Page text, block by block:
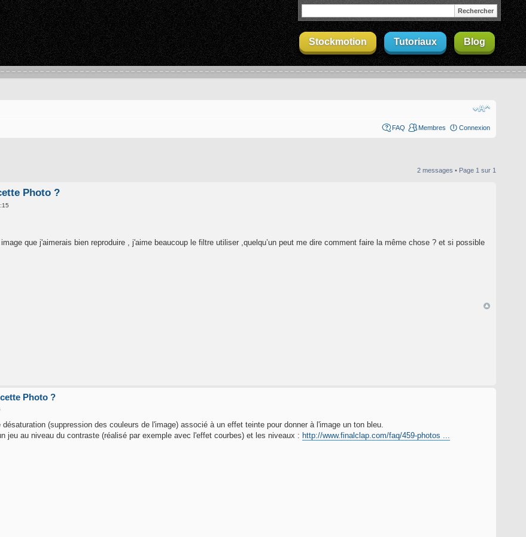
Stockmotion Tutoriaux Blog
FAQ Membres Connexion
2 messages • Page 1 sur 1
Photo ?
que j'aimerais bien reproduire , j'aime beaucoup le filtre utiliser ,quelqu’un peut me dire comment faire la même chose ? et si possible
Photo ?
(suppression des couleurs de l'image) associé à un effet teinte pour donner à l'image un ton bleu.
jeu au niveau du contraste (réalisé par exemple avec l'effet courbes) et les niveaux : http://www.finalclap.com/faq/459-photos ...